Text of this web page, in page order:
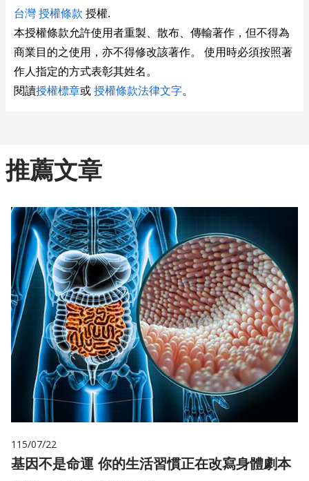
台灣 授權條款 授權.
本授權條款允許使用者重製、散布、傳輸著作，但不得為
商業目的之使用，亦不得修改該著作。 使用時必須按照著
作人指定的方式表彰其姓名。
閱讀授權標章或 授權條款法律文字。
推薦文章
115/07/22
基因不是命運 你的生活習慣正在改寫身體劇本